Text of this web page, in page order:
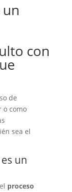
con
de
o como
sea el
un
proceso